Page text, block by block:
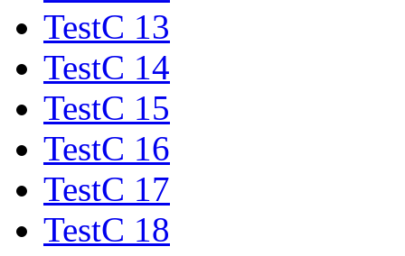
TestC 13
TestC 14
TestC 15
TestC 16
TestC 17
TestC 18